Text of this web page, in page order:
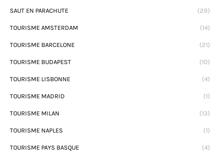
SAUT EN PARACHUTE (29)
TOURISME AMSTERDAM (14)
TOURISME BARCELONE (21)
TOURISME BUDAPEST (10)
TOURISME LISBONNE (4)
TOURISME MADRID (1)
TOURISME MILAN (13)
TOURISME NAPLES (1)
TOURISME PAYS BASQUE (4)